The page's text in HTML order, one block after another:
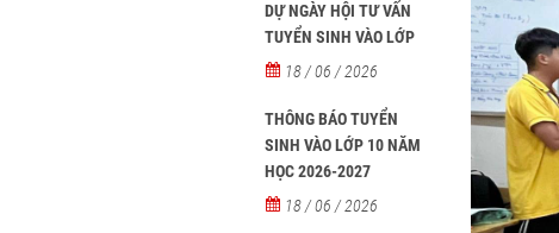
DỰ NGÀY HỘI TƯ VẤN
TUYỂN SINH VÀO LỚP
10 NĂM HỌC 2026–2027
18 / 06 / 2026
THÔNG BÁO TUYỂN
SINH VÀO LỚP 10 NĂM
HỌC 2026-2027
18 / 06 / 2026